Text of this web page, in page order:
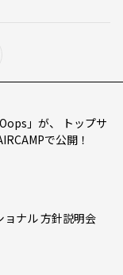
」が、 トップサ
で公開！
ナル 方針説明会